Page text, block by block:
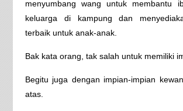
menyumbang wang untuk membantu
keluarga di kampung dan
terbaik untuk anak-anak.
Bak kata orang, tak salah untuk memiliki
Begitu juga dengan impian-impian
atas.